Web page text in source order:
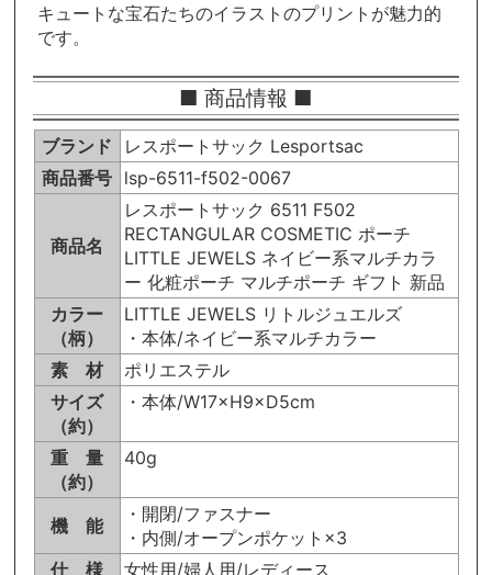
キュートな宝石たちのイラストのプリントが魅力的
です。
■ 商品情報 ■
ブランド
レスポートサック Lesportsac
商品番号 lsp-6511-f502-0067
商品名
レスポートサック 6511 F502
RECTANGULAR COSMETIC ポーチ
LITTLE JEWELS ネイビー系マルチカラ
ー 化粧ポーチ マルチポーチ ギフト 新品
カラー
（柄）
LITTLE JEWELS リトルジュエルズ
・本体/ネイビー系マルチカラー
素 材
ポリエステル
サイズ
（約）
・本体/W17×H9×D5cm
重 量
（約）
40g
機 能
・開閉/ファスナー
・内側/オープンポケット×3
仕 様
女性用/婦人用/レディース